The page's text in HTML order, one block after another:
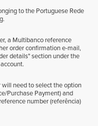
to the Portuguese Rede
a Multibanco reference
order confirmation e-mail,
details" section under the
will need to select the option
Purchase Payment) and
number (referência)